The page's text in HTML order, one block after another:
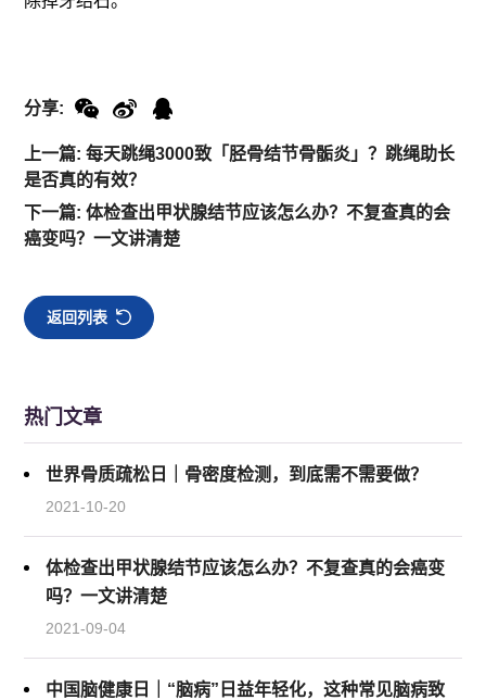
上一篇: 每天跳绳3000致「胫骨结节骨骺炎」？跳绳助长
是否真的有效？
下一篇: 体检查出甲状腺结节应该怎么办？不复查真的会
癌变吗？一文讲清楚
分享:
返回列表
热门文章
世界骨质疏松日｜骨密度检测，到底需不需要做？
2021-10-20
体检查出甲状腺结节应该怎么办？不复查真的会癌变
吗？一文讲清楚
2021-09-04
中国脑健康日｜“脑病”日益年轻化，这种常见脑病致